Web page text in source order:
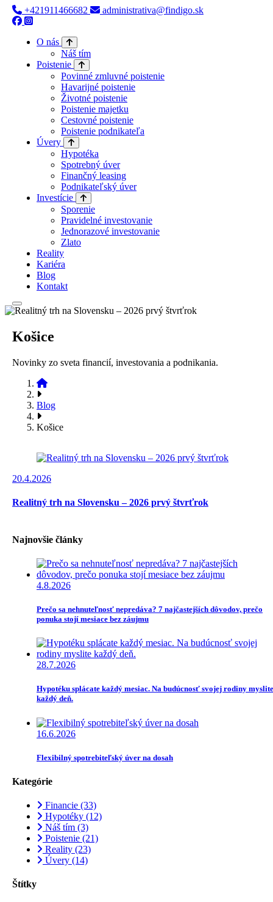
+421911466682 administrativa@findigo.sk
O nás
Náš tím
Poistenie
Povinné zmluvné poistenie
Havarijné poistenie
Životné poistenie
Poistenie majetku
Cestovné poistenie
Poistenie podnikateľa
Úvery
Hypotéka
Spotrebný úver
Finančný leasing
Podnikateľský úver
Investície
Sporenie
Pravidelné investovanie
Jednorazové investovanie
Zlato
Reality
Kariéra
Blog
Kontakt
Košice
Novinky zo sveta financií, investovania a podnikania.
Blog
Košice
20.4.2026
Realitný trh na Slovensku – 2026 prvý štvrťrok
Najnovšie články
4.8.2026
Prečo sa nehnuteľnosť nepredáva? 7 najčastejších dôvodov, prečo
ponuka stojí mesiace bez záujmu
28.7.2026
Hypotéku splácate každý mesiac. Na budúcnosť svojej rodiny myslite
každý deň.
16.6.2026
Flexibilný spotrebiteľský úver na dosah
Kategórie
Financie (33)
Hypotéky (12)
Náš tím (3)
Poistenie (21)
Reality (23)
Úvery (14)
Štítky